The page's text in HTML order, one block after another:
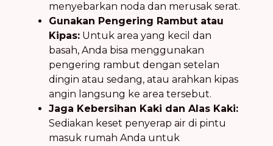
menyebarkan noda dan merusak serat.
Gunakan Pengering Rambut atau
Kipas: Untuk area yang kecil dan
basah, Anda bisa menggunakan
pengering rambut dengan setelan
dingin atau sedang, atau arahkan kipas
angin langsung ke area tersebut.
Jaga Kebersihan Kaki dan Alas Kaki:
Sediakan keset penyerap air di pintu
masuk rumah Anda untuk